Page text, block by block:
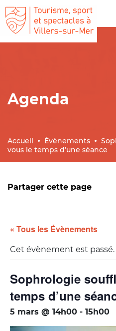
Accueil Évènements
vous le temps d’une séance
Agenda
Partager cette page
« Tous les Évènements
Cet évènement est passé.
Sophrologie
temps d’une
5 mars @ 14h00 - 15h00